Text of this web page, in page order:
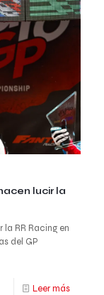
lucir la
la RR Racing en
del GP
Leer más